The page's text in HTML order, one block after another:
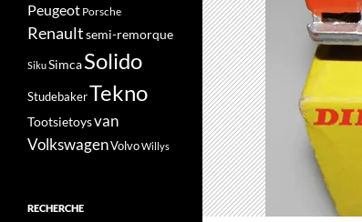
Peugeot Porsche
Renaultsemi-remorque
SikuSimcaSolido
StudebakerTekno
Tootsietoysvan
VolkswagenVolvoWillys
RECHERCHE